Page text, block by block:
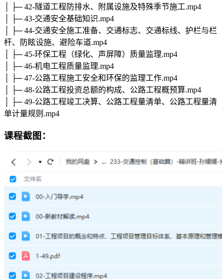
│ ├─ 42-隧道工程防排水、附属设施及特殊季节施工.mp4
│ ├─ 43-交通安全基础知识.mp4
│ ├─ 44-交通安全施工准备、交通标志、交通标线、护栏与栏
杆、防眩设施、避险车道.mp4
│ ├─ 45-环保工程（绿化、声屏障）质量监理.mp4
│ ├─ 46-机电工程质量监理.mp4
│ ├─ 47-公路工程施工安全和环保的监理工作.mp4
│ ├─ 48-公路工程投资总额的构成、公路工程概预算.mp4
│ ├─ 49-公路工程竣工决算、公路工程量清单、公路工程量清
单计量规则.mp4
课程截图：